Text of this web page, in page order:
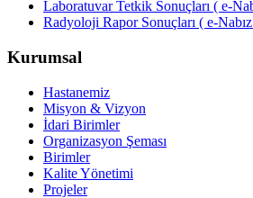
Laboratuvar Tetkik Sonuçları ( e-
Radyoloji Rapor Sonuçları ( e-
Kurumsal
Hastanemiz
Misyon & Vizyon
İdari Birimler
Organizasyon Şeması
Birimler
Kalite Yönetimi
Projeler